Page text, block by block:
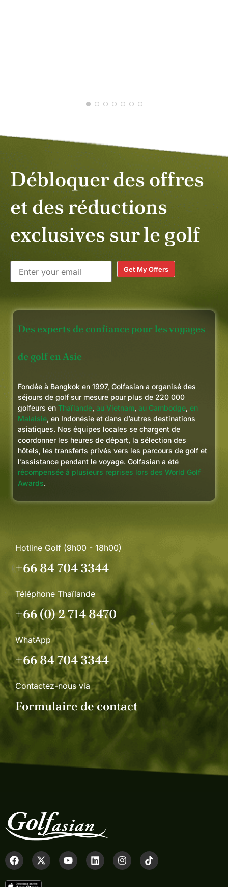
Débloquer des offres
et des réductions
exclusives sur le golf
Get My Offers
Des experts de confiance pour les voyages
de golf en Asie
Fondée à Bangkok en 1997, Golfasian a organisé des
séjours de golf sur mesure pour plus de 220 000
golfeurs en Thaïlande, au Vietnam, au Cambodge, en
Malaisie, en Indonésie et dans d’autres destinations
asiatiques. Nos équipes locales se chargent de
coordonner les heures de départ, la sélection des
hôtels, les transferts privés vers les parcours de golf et
l’assistance pendant le voyage. Golfasian a été
récompensée à plusieurs reprises lors des World Golf
Awards.
Hotline Golf (9h00 - 18h00)
+66 84 704 3344
Téléphone Thaïlande
+66 (0) 2 714 8470
WhatApp
+66 84 704 3344
Contactez-nous via
Formulaire de contact